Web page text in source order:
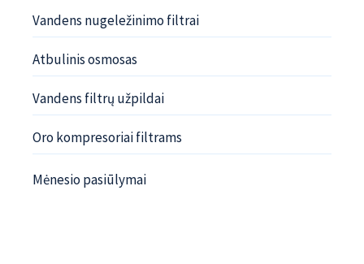
Vandens nugeležinimo filtrai
Atbulinis osmosas
Vandens filtrų užpildai
Oro kompresoriai filtrams
Mėnesio pasiūlymai